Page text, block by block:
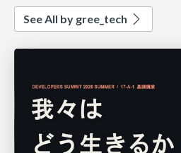
See All by gree_tech